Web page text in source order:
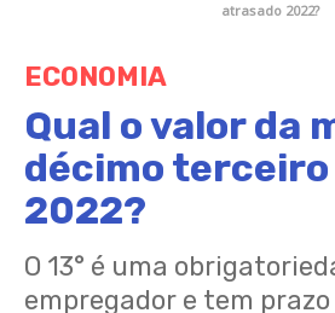
atrasado 2022?
ECONOMIA
Qual o valor da
décimo
2022?
O 13° é uma
empregador e tem